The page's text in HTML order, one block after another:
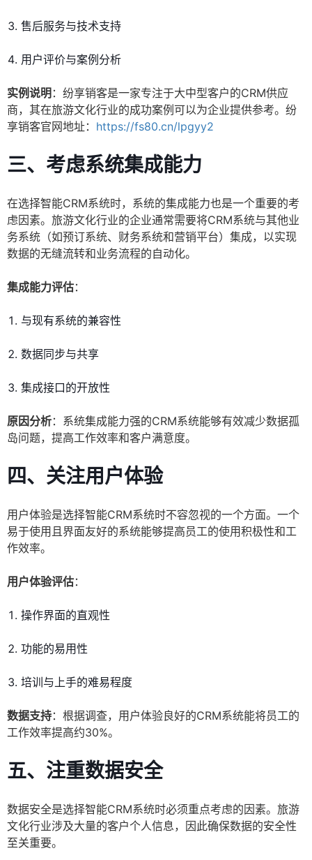
售后服务与技术支持
用户评价与案例分析
实例说明 ：纷享销客是一家专注于大中型客户的CRM供应
商，其在旅游文化行业的成功案例可以为企业提供参考。纷
享销客官网地址： https://fs80.cn/lpgyy2
三、考虑系统集成能力
在选择智能CRM系统时，系统的集成能力也是一个重要的考
虑因素。旅游文化行业的企业通常需要将CRM系统与其他业
务系统（如预订系统、财务系统和营销平台）集成，以实现
数据的无缝流转和业务流程的自动化。
集成能力评估：
与现有系统的兼容性
数据同步与共享
集成接口的开放性
原因分析：系统集成能力强的CRM系统能够有效减少数据孤
岛问题，提高工作效率和客户满意度。
四、关注用户体验
用户体验是选择智能CRM系统时不容忽视的一个方面。一个
易于使用且界面友好的系统能够提高员工的使用积极性和工
作效率。
用户体验评估：
操作界面的直观性
功能的易用性
培训与上手的难易程度
数据支持：根据调查，用户体验良好的CRM系统能将员工的
工作效率提高约30%。
五、注重数据安全
数据安全是选择智能CRM系统时必须重点考虑的因素。旅游
文化行业涉及大量的客户个人信息，因此确保数据的安全性
至关重要。